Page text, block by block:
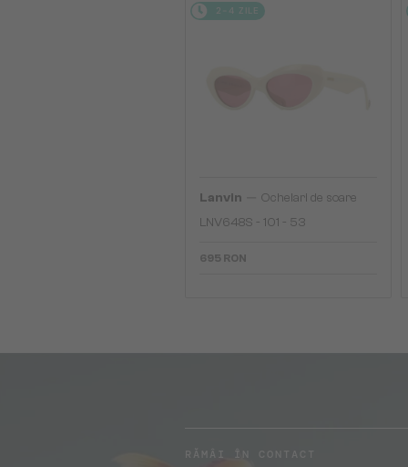
2-4 ZILE
Lanvin
Ochelari de soare
LNV648S - 101 - 53
695 RON
RĂMÂI ÎN CONTACT